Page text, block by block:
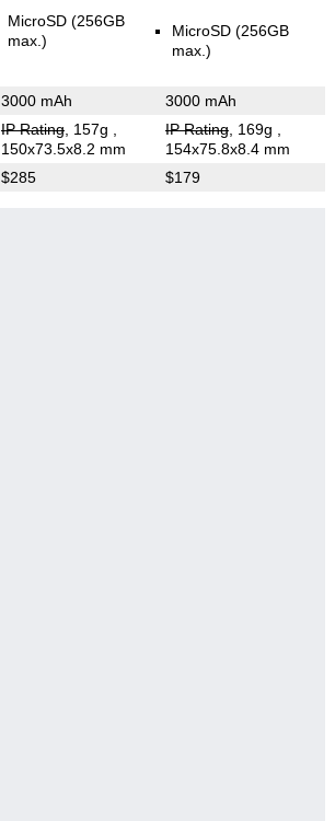
MicroSD (256GB
max.)
MicroSD (256GB
max.)
3000 mAh 3000 mAh
IP Rating, 157g
150x73.5x8.2 mm
IP Rating, 169g
154x75.8x8.4 mm
$285 $179